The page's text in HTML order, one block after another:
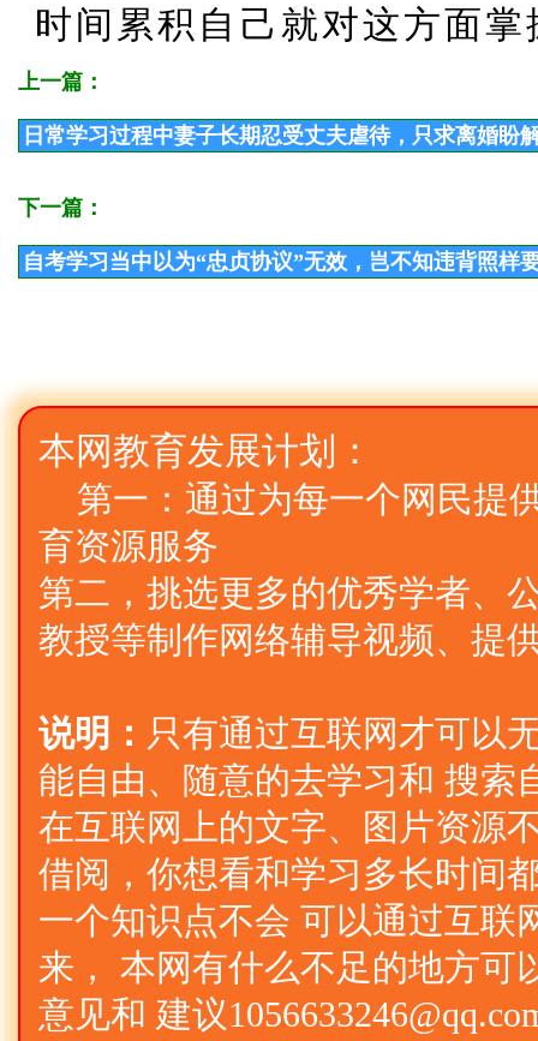
时间累积自己就对这方面
上一篇：
日常学习过程中妻子长期忍受丈夫虐待，只求离婚盼
下一篇：
自考学习当中以为“忠贞协议”无效，岂不知违背照样
本网教育发展计划：
第一：通过为每一个网民提
育资源服务
第二，挑选更多的优秀学者、
教授等制作网络辅导视频、提
说明： 只有通过互联网才可以
能自由、随意的去学习和 搜索
在互联网上的文字、图片资源
借阅，你想看和学习多长时间
一个知识点不会 可以通过互联
来， 本网有什么不足的地方可
意见和 建议